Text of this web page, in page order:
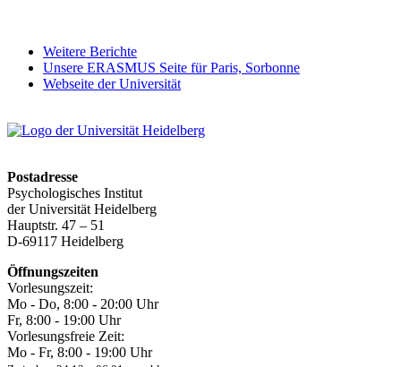
Weitere Berichte
Unsere ERASMUS Seite für Paris, Sorbonne
Webseite der Universität
Postadresse
Psychologisches Institut
der Universität Heidelberg
Hauptstr. 47 – 51
D-69117 Heidelberg
Öffnungszeiten
Vorlesungszeit:
Mo - Do, 8:00 ‐ 20:00 Uhr
Fr, 8:00 ‐ 19:00 Uhr
Vorlesungsfreie Zeit:
Mo - Fr, 8:00 ‐ 19:00 Uhr